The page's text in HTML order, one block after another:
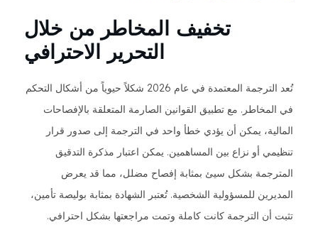
تخفيف المخاطر من خلال
التحرير الاحترافي
تُعد الترجمة المعتمدة في عام 2026 شكلاً حيوياً من أشكال التحكم
في المخاطر. مع تطبيق القوانين الصارمة المتعلقة بالإفصاحات
المالية، يمكن أن يؤدي خطأ واحد في الترجمة إلى صدور قرار
تنظيمي أو نزاع بين المساهمين. يمكن اعتبار مذكرة التدقيق
المترجمة بشكل سيئ بمثابة إفصاح مضلل، مما قد يعرض
المديرين للمسؤولية الشخصية. تُعتبر الشهادة بمثابة بوليصة تأمين،
تثبت أن الترجمة كانت كاملة وتمت مراجعتها بشكل احترافي.